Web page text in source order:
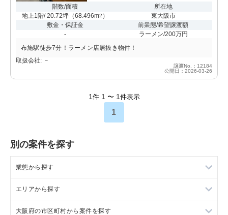
階数/面積
地上1階/ 20.72坪（68.496m2 ）
所在地
東大阪市
敷金・保証金
-
前業態/希望譲渡額
ラーメン/200万円
布施駅徒歩7分！ラーメン店居抜き物件！
取扱会社: －
譲渡No.：12184
公開日：2026-03-26
1 件 1 〜 1 件表示
1
別の案件を探す
業態から探す
ラーメンの居抜き売却物件の案件一覧
フランス料理の居抜き売却物件の案件一覧
エリアから探す
東京23区の飲食店の居抜き売却物件の案件一覧
大阪府の市区町村から案件を探す